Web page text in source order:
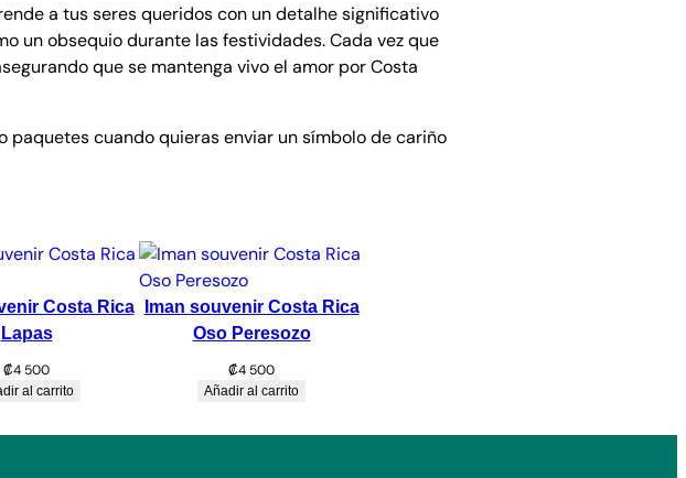
a tus seres queridos con un detalhe significativo
un obsequio durante las festividades. Cada vez que
que se mantenga vivo el amor por Costa
cuando quieras enviar un símbolo de cariño
Costa Rica
Lapas
₡4 500
al carrito
Iman souvenir Costa Rica
Oso Peresozo
₡4 500
Añadir al carrito